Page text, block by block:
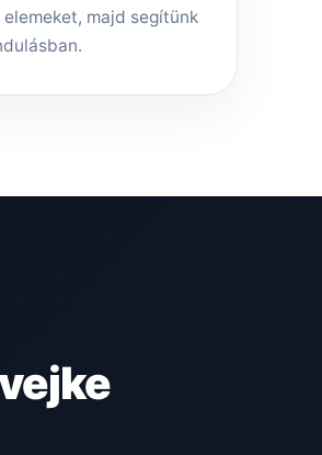
elemeket, majd segítünk